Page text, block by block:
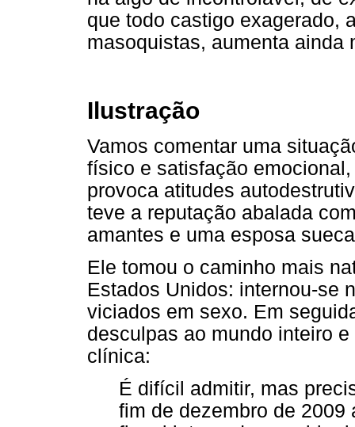
que todo castigo exagerado,
masoquistas, aumenta ainda
Ilustração
Vamos comentar uma
físico e satisfação
provoca atitudes
teve a reputação abalada
amantes e uma esposa
Ele tomou o caminho mais
Estados Unidos: internou-se
viciados em sexo. Em
desculpas ao mundo inteiro
clínica:
É difícil admitir, mas
fim de dezembro de 2009